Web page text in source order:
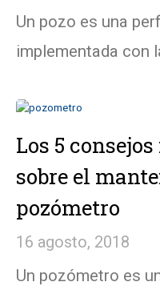
Un pozo es una
implementada con
Los 5
sobre el
pozómetro
16 agosto, 2018
Un pozómetro es